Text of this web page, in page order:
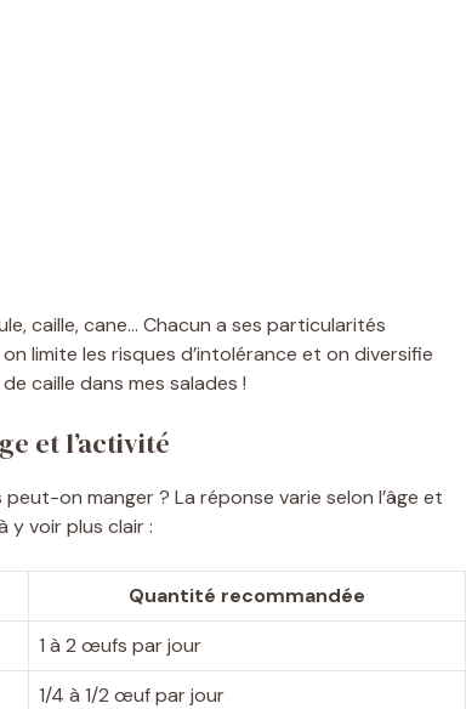
caille, cane… Chacun a ses particularités
limite les risques d’intolérance et on diversifie
caille dans mes salades !
et l’activité
peut-on manger ? La réponse varie selon l’âge et
y voir plus clair :
Quantité recommandée
1 à 2 œufs par jour
1/4 à 1/2 œuf par jour